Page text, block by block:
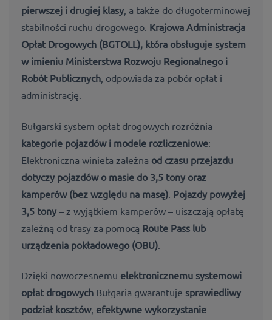
pierwszej i drugiej klasy, a także do długoterminowej
stabilności ruchu drogowego. Krajowa Administracja
Opłat Drogowych (BGTOLL), która obsługuje system
w imieniu Ministerstwa Rozwoju Regionalnego i
Robót Publicznych, odpowiada za pobór opłat i
administrację.
Bułgarski system opłat drogowych rozróżnia
kategorie pojazdów i modele rozliczeniowe:
Elektroniczna winieta zależna od czasu przejazdu
dotyczy pojazdów o masie do 3,5 tony oraz
kamperów (bez względu na masę) Pojazdy powyżej
3,5 tony – z wyjątkiem kamperów – uiszczają opłatę
zależną od trasy za pomocą Route Pass lub
urządzenia pokładowego (OBU)
Dzięki nowoczesnemu elektronicznemu systemowi
opłat drogowych Bułgaria gwarantuje sprawiedliwy
podział kosztów, efektywne wykorzystanie